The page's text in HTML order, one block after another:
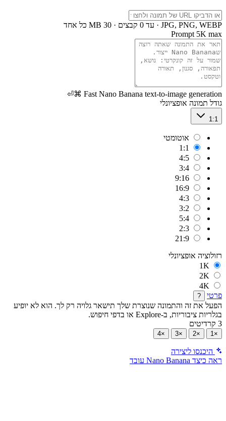
JPG, PNG, WEBP · עד 0 קבצים · 30 MB כל אחד
Prompt 5K max
Fast Nano Banana text-to-image generation
⌘⏎
גודל תמונה אופציונלי
1:1
אוטומטי
1:1
4:5
3:4
9:16
16:9
4:3
3:2
5:4
2:3
21:9
רזולוציה אופציונלי
1K
2K
4K
פרטי
?
הפעל את זה והתמונה שנוצרת שלך תישאר גלויה רק לך. הוא לא יופיע
בגלריות ציבוריות, ב-Explore או בדפי חיפוש.
3 קרדיטים
×1
×2
×3
×4
היכנסו ליצירה
ראה כיצד Nano Banana עובד